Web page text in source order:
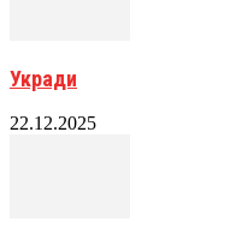
Укради
22.12.2025